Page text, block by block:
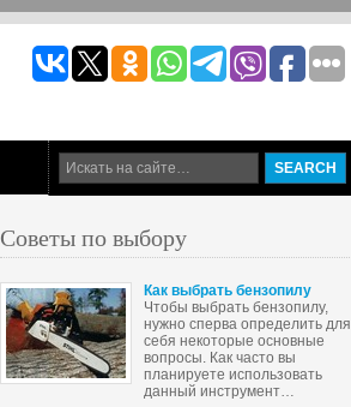
Советы по выбору
Как выбрать бензопилу
Чтобы выбрать бензопилу,
нужно сперва определить для
себя некоторые основные
вопросы. Как часто вы
планируете использовать
данный инструмент…